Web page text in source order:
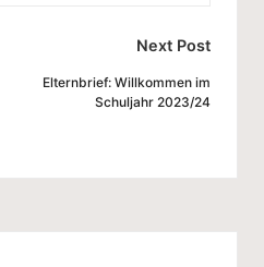
Next Post
Elternbrief: Willkommen im
Schuljahr 2023/24